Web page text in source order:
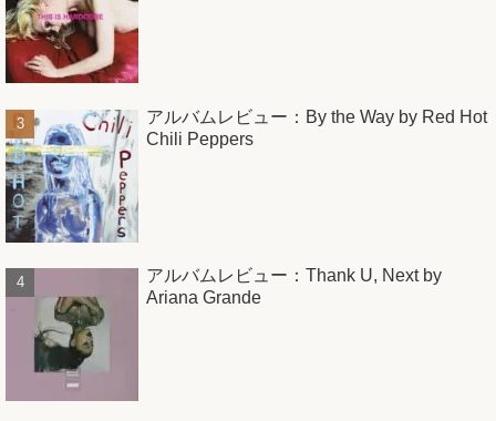
アルバムレビュー：By the Way by Red Hot
Chili Peppers
アルバムレビュー：Thank U, Next by
Ariana Grande